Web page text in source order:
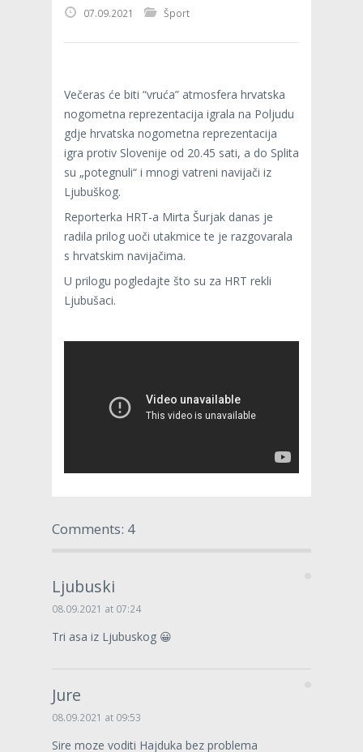
07.09.2021 Šport
Večeras će biti “vruća” atmosfera hrvatska
nogometna reprezentacija igrala na Poljudu
gdje hrvatska nogometna reprezentacija
igra protiv Slovenije od 20.45 sati, a do Splita
su „potegnuli“ i mnogi vatreni navijači iz
Ljubuškog.
Reporterka HRT-a Mirta Šurjak danas je
radila prilog uoči utakmice te je razgovarala
s hrvatskim navijačima.
U prilogu pogledajte što su za HRT rekli
Ljubušaci.
Comments: 4
Ljubuski
08.09.2021 at 07:24
Tri asa iz Ljubuskog 😀
Jure
08.09.2021 at 09:53
Sire moze voditi Hajduka bez problema